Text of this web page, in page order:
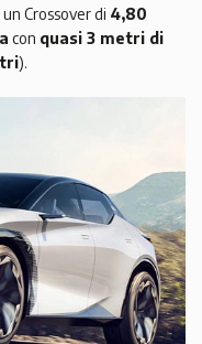
Crossover di 4,80
con quasi 3 metri di
).